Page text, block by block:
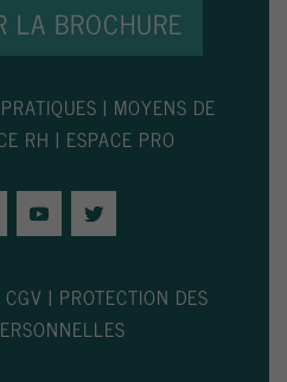
LA BROCHURE
| MOYENS DE
RH | ESPACE PRO
CGV | PROTECTION DES